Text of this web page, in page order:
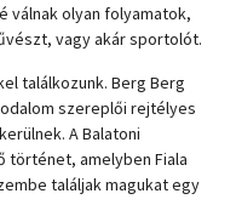
válnak olyan folyamatok,
vagy akár sportolót.
találkozunk. Berg Berg
szereplői rejtélyes
A Balatoni
történet, amelyben Fiala
találjak magukat egy